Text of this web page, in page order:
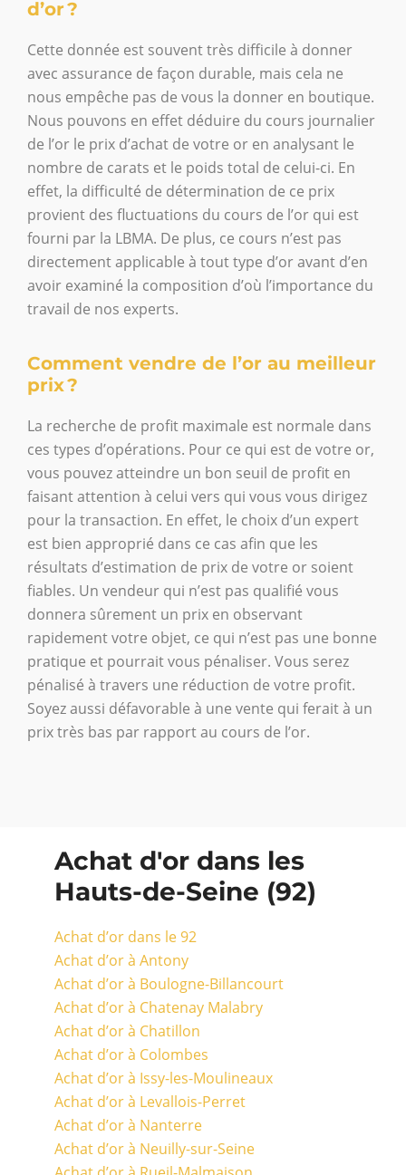
d’or ?
Cette donnée est souvent très difficile à donner
avec assurance de façon durable, mais cela ne
nous empêche pas de vous la donner en boutique.
Nous pouvons en effet déduire du cours journalier
de l’or le prix d’achat de votre or en analysant le
nombre de carats et le poids total de celui-ci. En
effet, la difficulté de détermination de ce prix
provient des fluctuations du cours de l’or qui est
fourni par la LBMA. De plus, ce cours n’est pas
directement applicable à tout type d’or avant d’en
avoir examiné la composition d’où l’importance du
travail de nos experts.
Comment vendre de l’or au meilleur
prix ?
La recherche de profit maximale est normale dans
ces types d’opérations. Pour ce qui est de votre or,
vous pouvez atteindre un bon seuil de profit en
faisant attention à celui vers qui vous vous dirigez
pour la transaction. En effet, le choix d’un expert
est bien approprié dans ce cas afin que les
résultats d’estimation de prix de votre or soient
fiables. Un vendeur qui n’est pas qualifié vous
donnera sûrement un prix en observant
rapidement votre objet, ce qui n’est pas une bonne
pratique et pourrait vous pénaliser. Vous serez
pénalisé à travers une réduction de votre profit.
Soyez aussi défavorable à une vente qui ferait à un
prix très bas par rapport au cours de l’or.
Achat d'or dans les
Hauts-de-Seine (92)
Achat d’or dans le 92
Achat d’or à Antony
Achat d’or à Boulogne-Billancourt
Achat d’or à Chatenay Malabry
Achat d’or à Chatillon
Achat d’or à Colombes
Achat d’or à Issy-les-Moulineaux
Achat d’or à Levallois-Perret
Achat d’or à Nanterre
Achat d’or à Neuilly-sur-Seine